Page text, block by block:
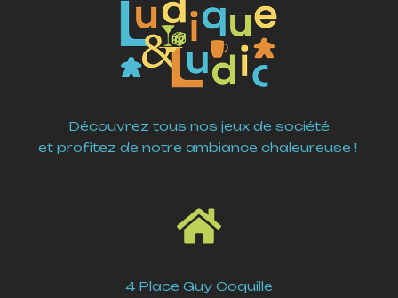
Découvrez tous nos jeux de société
et profitez de notre ambiance chaleureuse !
4 Place Guy Coquille